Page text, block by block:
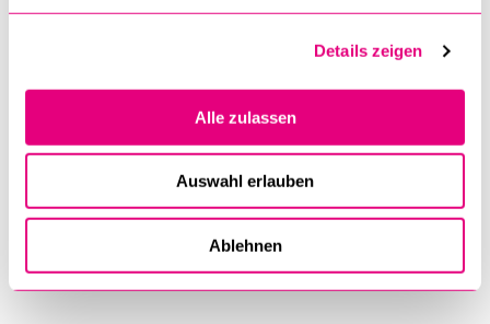
Details zeigen
Alle zulassen
Auswahl erlauben
Ablehnen
Prof. em. Dr. Verena Lenzen
für Judaistik und Theologie
T +41 41 229 52 16 • Raum